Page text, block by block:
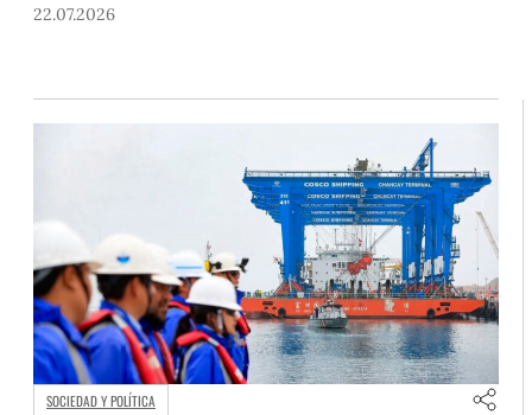
realizó el día miércoles 24 de junio de 2026: Plan de
22.07.2026
SOCIEDAD Y POLÍTICA